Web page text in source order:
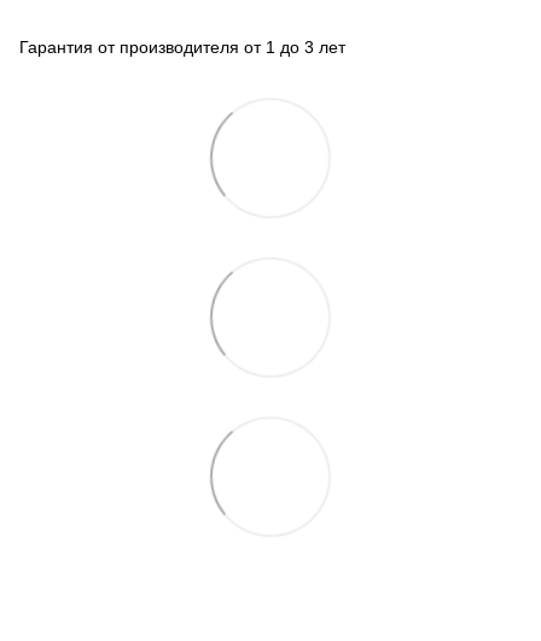
Гарантия от производителя от 1 до 3 лет